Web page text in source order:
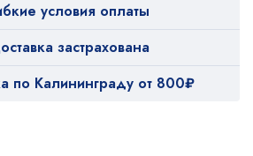
условия оплаты
застрахована
по Калининграду от 800₽